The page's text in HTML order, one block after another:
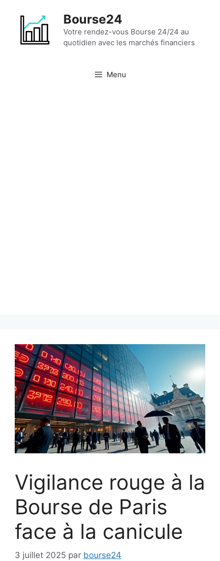
contenu
Bourse24
Votre rendez-vous Bourse 24/24 au
quotidien avec les marchés financiers
Menu
Vigilance rouge à la
Bourse de Paris
face à la canicule
3 juillet 2025 par bourse24